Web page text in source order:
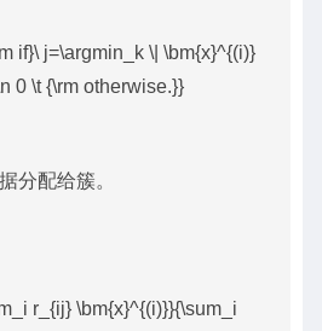
if}\ j=\argmin_k \| \bm{x}^{(i)}
0 \t {\rm otherwise.}}
分配给簇。
r_{ij} \bm{x}^{(i)}}{\sum_i